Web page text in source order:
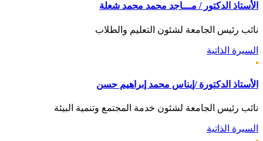
الأستاذ الدكتور / مـــاجد محمد محمد شعلة
نائب رئيس الجامعة لشئون التعليم والطلاب
السيرة الذاتية
الأستاذ الدكتورة /إيناس محمد إبراهيم حسن
نائب رئيس الجامعة لشئون خدمة المجتمع وتنمية البيئة
السيرة الذاتية